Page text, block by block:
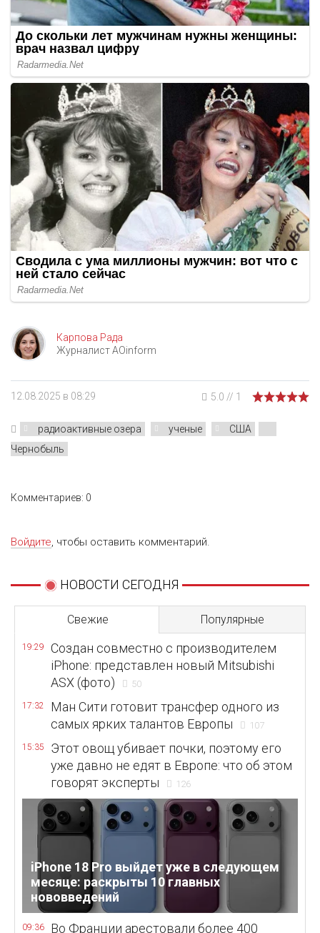
Карпова Рада
Журналист AOinform
12.08.2025 в 08:29 5.0 // 1
радиоактивные озера ученые
США
Чернобыль
Комментариев: 0
Войдите, чтобы оставить комментарий.
НОВОСТИ СЕГОДНЯ
Свежие Популярные
19:29
Создан совместно с производителем
iPhone: представлен новый Mitsubishi
ASX (фото)
50
17:32
Ман Сити готовит трансфер одного из
самых ярких талантов Европы
107
15:35
Этот овощ убивает почки, поэтому его
уже давно не едят в Европе: что об этом
говорят эксперты
126
iPhone 18 Pro выйдет уже в следующем
месяце: раскрыты 10 главных
нововведений
09:36
Во Франции арестовали более 400